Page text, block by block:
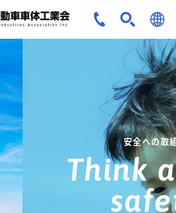
JPN
ENG
安全への取組み
about